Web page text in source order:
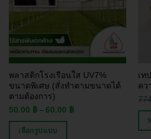
พลาสติกโรงเรือนใส UV7%
ขนาดพิเศษ (สั่งทำตามขนาดได้
ตามต้องการ)
50.00 ฿ – 60.00 ฿
เลือกรูปแบบ
เท
คว